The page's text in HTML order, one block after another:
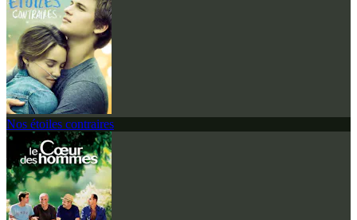
Nos étoiles contraires